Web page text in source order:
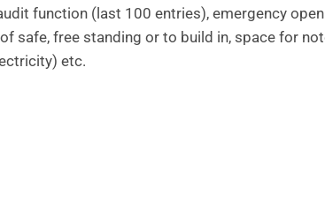
function (last 100 entries), emergency
safe, free standing or to build in, space for
etc.